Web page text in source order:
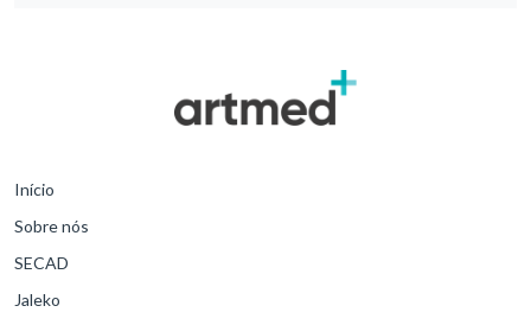
Início
Sobre nós
SECAD
Jaleko